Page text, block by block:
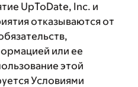
UpToDate, Inc. и
отказываются от
или ее
этой
Условиями